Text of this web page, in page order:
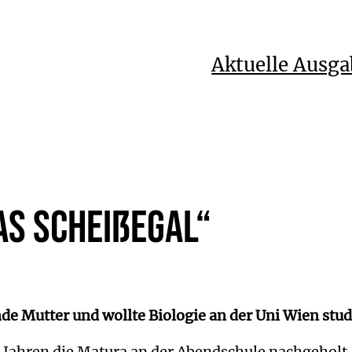
Aktuelle
scheißegal“
Mutter und wollte Biologie an der Uni Wien